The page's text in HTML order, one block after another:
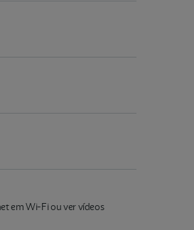
em Wi-Fi ou ver vídeos